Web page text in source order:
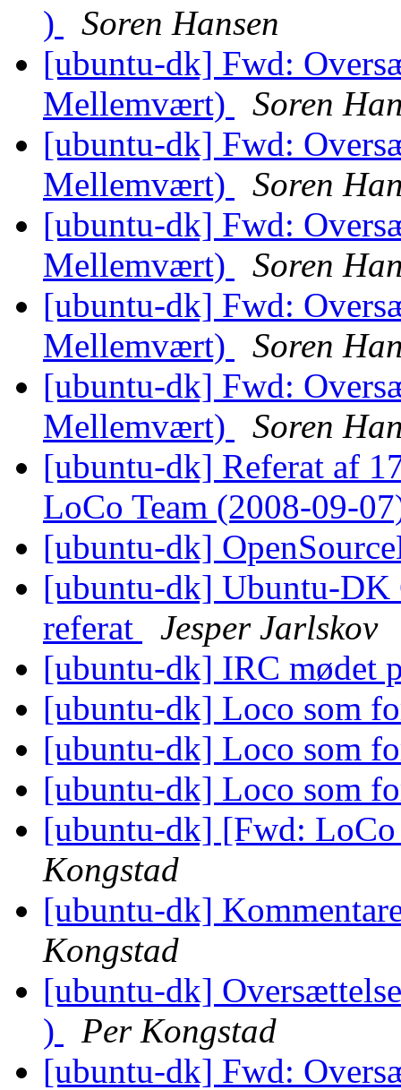
)
Soren Hansen
[ubuntu-dk] Fwd:
Mellemvært)
Soren
[ubuntu-dk] Fwd:
Mellemvært)
Soren
[ubuntu-dk] Fwd:
Mellemvært)
Soren
[ubuntu-dk] Fwd:
Mellemvært)
Soren
[ubuntu-dk] Fwd:
Mellemvært)
Soren
[ubuntu-dk] Referat af
LoCo Team (2008-09-
[ubuntu-dk]
[ubuntu-dk] Ubuntu-DK
referat
Jesper Jarlskov
[ubuntu-dk] IRC mødet
[ubuntu-dk] Loco som
[ubuntu-dk] Loco som
[ubuntu-dk] Loco som
[ubuntu-dk] [Fwd:
Kongstad
[ubuntu-dk]
Kongstad
[ubuntu-dk]
)
Per Kongstad
[ubuntu-dk] Fwd: